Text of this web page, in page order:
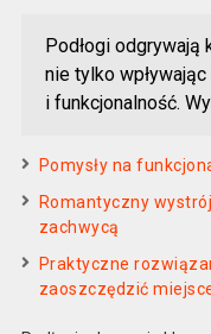
Podłogi odgrywają
nie tylko
i funkcjonalność.
Pomysły na
Romantyczny
zachwycą
Praktyczne
zaoszczędzić